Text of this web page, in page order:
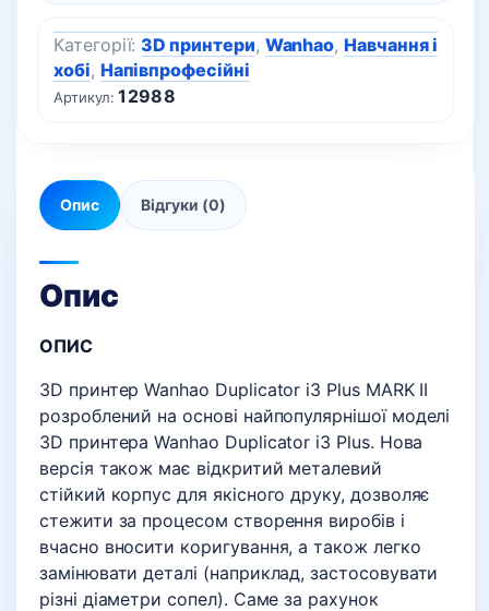
Артикул:12988
Категорії: 3D принтери, Wanhao,Навчання і
хобі, Напівпрофесійні
Опис Відгуки (0)
Опис
ОПИС
3D принтер Wanhao Duplicator i3 Plus MARK II
розроблений на основі найпопулярнішої моделі
3D принтера Wanhao Duplicator i3 Plus. Нова
версія також має відкритий металевий
стійкий корпус для якісного друку, дозволяє
стежити за процесом створення виробів і
вчасно вносити коригування, а також легко
замінювати деталі (наприклад, застосовувати
різні діаметри сопел). Саме за рахунок